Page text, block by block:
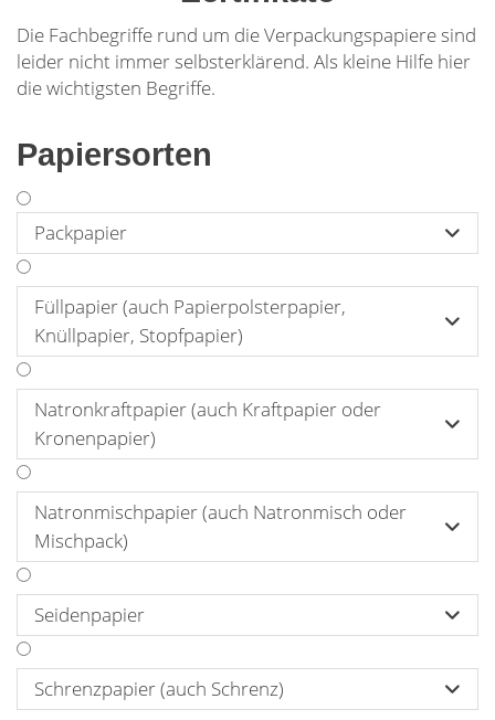
Die Fachbegriffe rund um die Verpackungspapiere sind
leider nicht immer selbsterklärend. Als kleine Hilfe hier
die wichtigsten Begriffe.
Papiersorten
Packpapier 
Füllpapier (auch Papierpolsterpapier,
Knüllpapier, Stopfpapier)

Natronkraftpapier (auch Kraftpapier oder
Kronenpapier)

Natronmischpapier (auch Natronmisch oder
Mischpack)

Seidenpapier 
Schrenzpapier (auch Schrenz) 